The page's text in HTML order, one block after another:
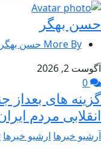
حسن بهگر
More By حسن بهگر
آگوست 2, 2026
گزینه های
انقلابی مردم
آرشیو خبرها ارشیو خبرها